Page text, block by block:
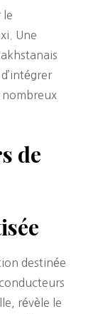
le
Une
nombreux
de
destinée
révèle le